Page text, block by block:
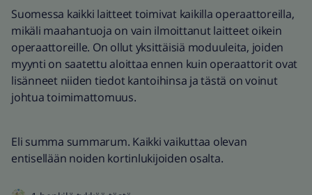
Suomessa kaikki laitteet toimivat kaikilla operaattoreilla,
mikäli maahantuoja on vain ilmoittanut laitteet oikein
operaattoreille. On ollut yksittäisiä moduuleita, joiden
myynti on saatettu aloittaa ennen kuin operaattorit ovat
lisänneet niiden tiedot kantoihinsa ja tästä on voinut
johtua toimimattomuus.
Eli summa summarum. Kaikki vaikuttaa olevan
entisellään noiden kortinlukijoiden osalta.